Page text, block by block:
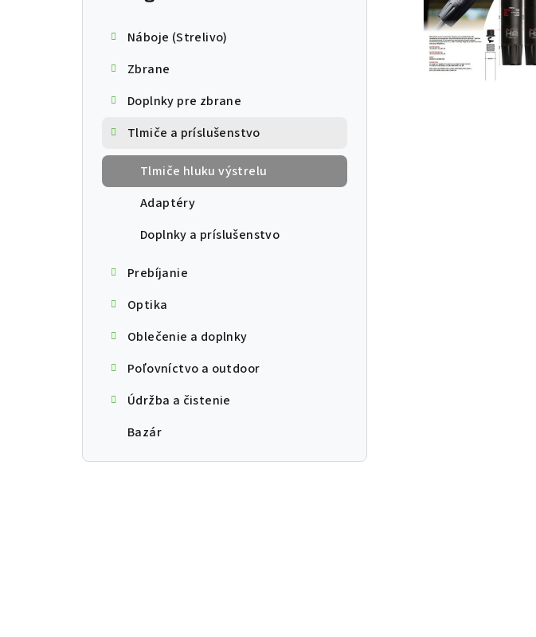
Náboje (Strelivo)
Zbrane
Doplnky pre zbrane
Tlmiče a príslušenstvo
Tlmiče hluku výstrelu
Adaptéry
Doplnky a príslušenstvo
Prebíjanie
Optika
Oblečenie a doplnky
Poľovníctvo a outdoor
Údržba a čistenie
Bazár